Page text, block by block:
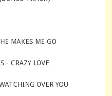
MAKES ME GO
- CRAZY LOVE
OVER YOU